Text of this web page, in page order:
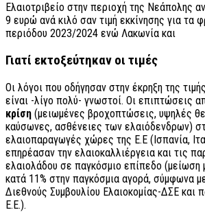
Ελαιοτριβείο στην περιοχή της Νεάπολης
9 ευρώ ανά κιλό σαν τιμή εκκίνησης για τα
περιόδου 2023/2024 ενώ Λακωνία και
Γιατί εκτοξεύτηκαν οι τιμές
Οι λόγοι που οδήγησαν στην έκρηξη της
είναι -λίγο πολύ- γνωστοί. Οι επιπτώσεις
κρίση (μειωμένες βροχοπτώσεις, υψηλές
καύσωνες, ασθένειες των ελαιόδενδρων)
ελαιοπαραγωγές χώρες της Ε.Ε (Ισπανία,
επηρέασαν την ελαιοκαλλιέργεια και τις
ελαιολάδου σε παγκόσμιο επίπεδο (μείωση
κατά 11% στην παγκόσμια αγορά, σύμφωνα
Διεθνούς Συμβουλίου Ελαιοκομίας-ΔΣΕ και
Ε.Ε.).